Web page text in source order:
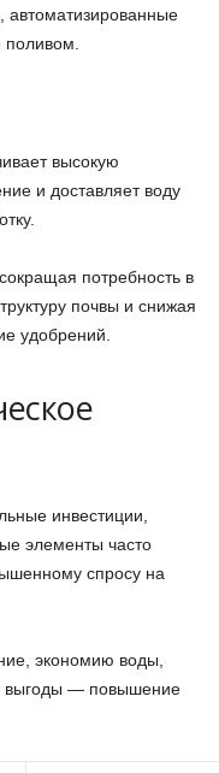
автоматизированные
высокую
и доставляет воду
потребность в
почвы и снижая
удобрений.
инвестиции,
элементы часто
спросу на
экономию воды,
выгоды — повышение